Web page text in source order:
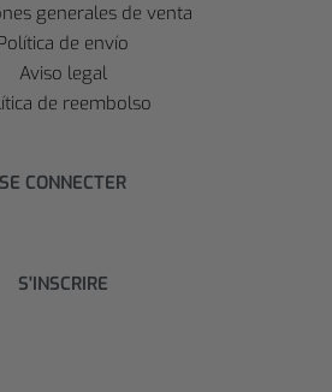
generales de venta
de envío
Aviso legal
de reembolso
SE CONNECTER
S'INSCRIRE